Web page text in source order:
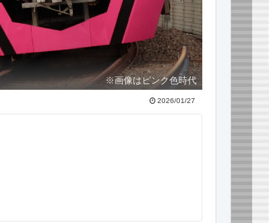
※画像はピンク色時代
2026/01/27